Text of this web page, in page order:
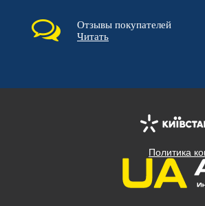
Отзывы покупателей
Читать
Политика